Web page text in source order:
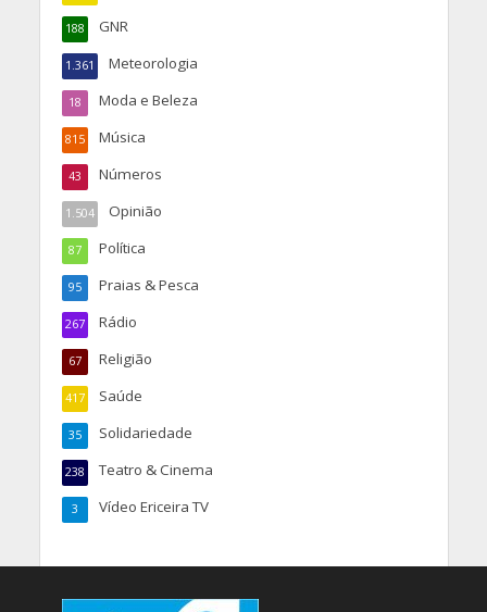
GNR
188
Meteorologia
1.361
Moda e Beleza
18
Música
815
Números
43
Opinião
1.504
Política
87
Praias & Pesca
95
Rádio
267
Religião
67
Saúde
417
Solidariedade
35
Teatro & Cinema
238
Vídeo Ericeira TV
3